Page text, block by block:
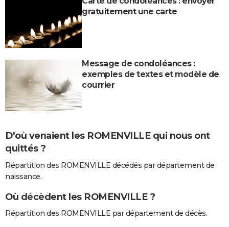
gratuitement une carte
Message de condoléances :
exemples de textes et modèle de
courrier
D'où venaient les ROMENVILLE qui nous ont
quittés ?
Répartition des ROMENVILLE décédés par département de
naissance.
Où décèdent les ROMENVILLE ?
Répartition des ROMENVILLE par département de décès.